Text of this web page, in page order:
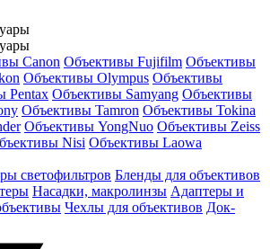
Canon Объективы Fujifilm Объективы
Объективы Olympus Объективы
Pentax Объективы Samyang Объективы
Объективы Tamron Объективы Tokina
Объективы YongNuo Объективы Zeiss
Nisi Объективы Laowa
светофильтров Бленды для объективов
Насадки, макролинзы Адаптеры и
Чехлы для объективов Док-